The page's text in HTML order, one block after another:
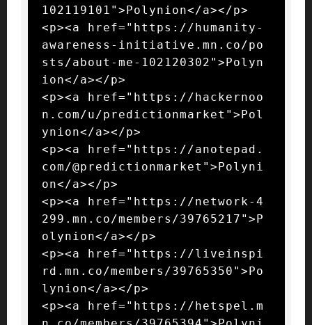
102119101">Polynion</a></p>
<p><a href="https://humanity-
awareness-initiative.mn.co/po
sts/about-me-102120302">Polyn
ion</a></p>
<p><a href="https://hackernoo
n.com/u/predictionmarket">Pol
ynion</a></p>
<p><a href="https://anotepad.
com/@predictionmarket">Polyni
on</a></p>
<p><a href="https://network-4
299.mn.co/members/39765217">P
olynion</a></p>
<p><a href="https://liveinspi
rd.mn.co/members/39765350">Po
lynion</a></p>
<p><a href="https://hetspel.m